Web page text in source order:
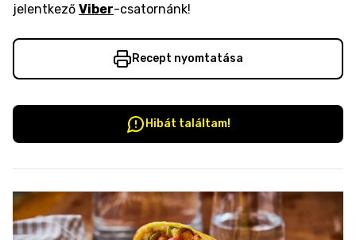
jelentkező Viber-csatornánk!
Recept nyomtatása
Hibát találtam!